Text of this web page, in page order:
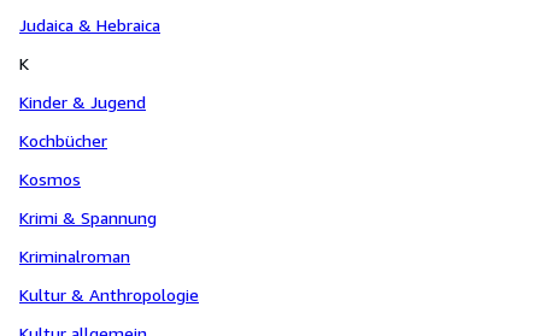
Judaica & Hebraica
K
Kinder & Jugend
Kochbücher
Kosmos
Krimi & Spannung
Kriminalroman
Kultur & Anthropologie